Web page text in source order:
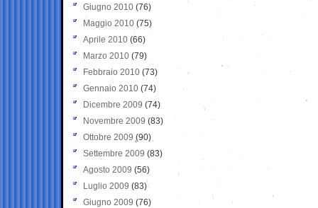
Giugno 2010 (76)
Maggio 2010 (75)
Aprile 2010 (66)
Marzo 2010 (79)
Febbraio 2010 (73)
Gennaio 2010 (74)
Dicembre 2009 (74)
Novembre 2009 (83)
Ottobre 2009 (90)
Settembre 2009 (83)
Agosto 2009 (56)
Luglio 2009 (83)
Giugno 2009 (76)